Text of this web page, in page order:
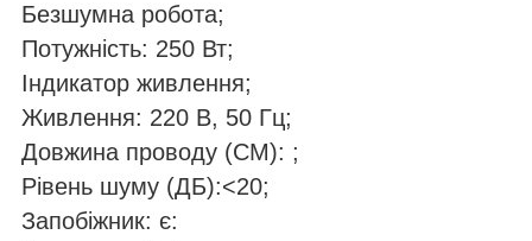
Безшумна робота;
Потужність: 250 Вт;
Індикатор живлення;
Живлення: 220 В, 50 Гц;
Довжина проводу (СМ): ;
Рівень шуму (ДБ):<20;
Запобіжник: є: